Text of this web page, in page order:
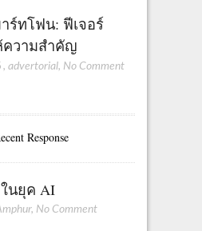
ร์ทโฟน: ฟีเจอร์
วามสำคัญ
, advertorial, No Comment
Response
ในยุค AI
, No Comment